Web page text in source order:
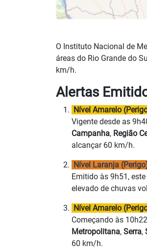
O Instituto Nacional de
áreas do Rio Grande do
km/h.
Alertas
Nível Amarelo
Vigente desde as
Campanha, Região
alcançar 60 km/h.
Nível Laranja
Emitido às 9h51,
elevado de chuvas
Nível Amarelo
Começando às
Metropolitana, Serra,
60 km/h.